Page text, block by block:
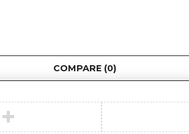
COMPARE (0)